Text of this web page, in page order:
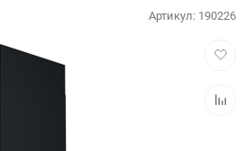
Артикул: 190226